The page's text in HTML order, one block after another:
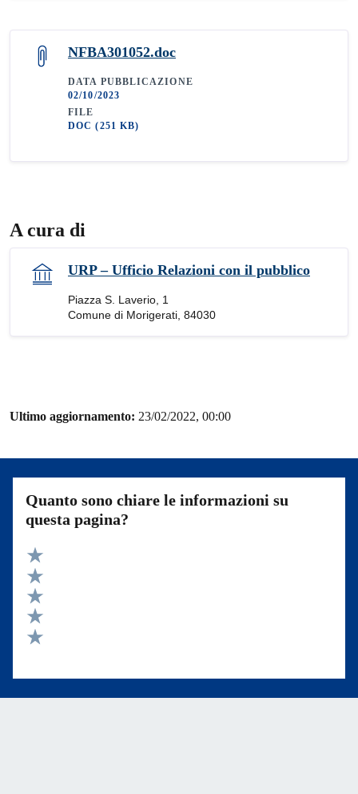
NFBA301052.doc
DATA PUBBLICAZIONE
02/10/2023
FILE
DOC(251 KB)
A cura di
URP – Ufficio Relazioni con il pubblico
Piazza S. Laverio, 1
Comune di Morigerati, 84030
Ultimo aggiornamento: 23/02/2022, 00:00
Quanto sono chiare le informazioni su
questa pagina?
Valuta 5 stelle su 5
Valuta 4 stelle su 5
Valuta 3 stelle su 5
Valuta 2 stelle su 5